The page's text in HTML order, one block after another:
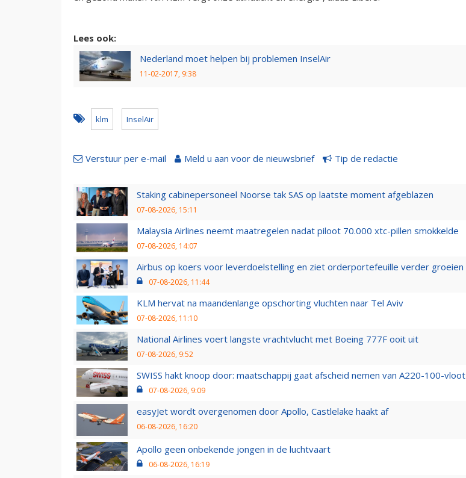
Lees ook:
Nederland moet helpen bij problemen InselAir
11-02-2017, 9:38
klm InselAir
Verstuur per e-mail Meld u aan voor de nieuwsbrief Tip de redactie
Staking cabinepersoneel Noorse tak SAS op laatste moment afgeblazen
07-08-2026, 15:11
Malaysia Airlines neemt maatregelen nadat piloot 70.000 xtc-pillen smokkelde
07-08-2026, 14:07
Airbus op koers voor leverdoelstelling en ziet orderportefeuille verder groeien
07-08-2026, 11:44
KLM hervat na maandenlange opschorting vluchten naar Tel Aviv
07-08-2026, 11:10
National Airlines voert langste vrachtvlucht met Boeing 777F ooit uit
07-08-2026, 9:52
SWISS hakt knoop door: maatschappij gaat afscheid nemen van A220-100-vloot
07-08-2026, 9:09
easyJet wordt overgenomen door Apollo, Castlelake haakt af
06-08-2026, 16:20
Apollo geen onbekende jongen in de luchtvaart
06-08-2026, 16:19